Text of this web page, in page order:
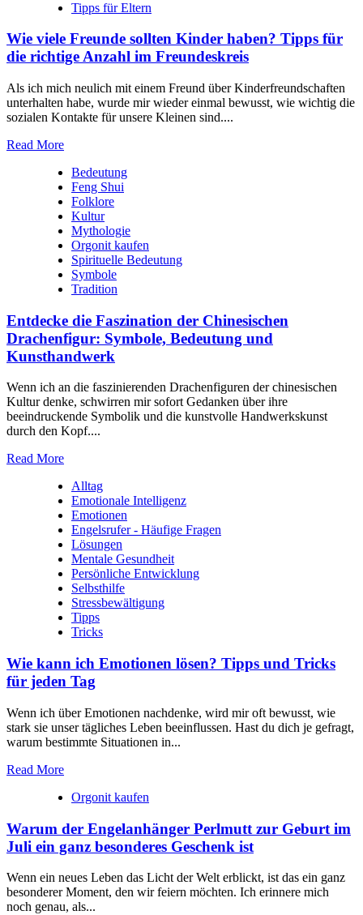
Tipps für Eltern
Wie viele Freunde sollten Kinder haben? Tipps für
die richtige Anzahl im Freundeskreis
Als‍ ich mich neulich⁣ mit einem Freund⁣ über Kinderfreundschaften ​
unterhalten ​habe,⁤ wurde ⁤mir wieder ‍einmal bewusst, ⁢wie wichtig die
sozialen Kontakte für​ unsere Kleinen sind.‍...
Read More
Bedeutung
Feng Shui
Folklore
Kultur
Mythologie
Orgonit kaufen
Spirituelle Bedeutung
Symbole
Tradition
Entdecke die Faszination der Chinesischen
Drachenfigur: Symbole, Bedeutung und
Kunsthandwerk
Wenn ich an die faszinierenden Drachenfiguren der chinesischen
Kultur denke, schwirren mir sofort Gedanken über ihre
beeindruckende Symbolik und die kunstvolle Handwerkskunst
durch den Kopf....
Read More
Alltag
Emotionale Intelligenz
Emotionen
Engelsrufer - Häufige Fragen
Lösungen
Mentale Gesundheit
Persönliche Entwicklung
Selbsthilfe
Stressbewältigung
Tipps
Tricks
Wie kann ich Emotionen lösen? Tipps und Tricks
für jeden Tag
Wenn ich über Emotionen nachdenke, wird mir oft bewusst, wie
stark ‍sie ⁤unser ⁢tägliches Leben beeinflussen. Hast du dich je gefragt,
warum bestimmte ‌Situationen in...
Read More
Orgonit kaufen
Warum der Engelanhänger Perlmutt zur Geburt im
Juli ein ganz besonderes Geschenk ist
Wenn ein neues Leben das Licht der Welt erblickt, ist das ein ganz
besonderer Moment, den wir feiern möchten. Ich erinnere mich
noch genau, als...